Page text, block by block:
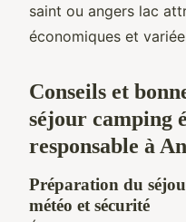
saint ou angers lac
économiques et
Conseils et
séjour camping
responsable à
Préparation du
météo et sécurité